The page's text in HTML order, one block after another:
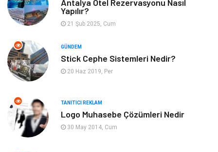
Tatil
Gayrimenkul Moda
Bilgisayar & Yazılım Müzik
Mobilya
Antalya Otel Rezervasyonu Nasıl
Yapılır?
21 Şub 2025, Cum
GÜNDEM
Stick Cephe Sistemleri Nedir?
20 Haz 2019, Per
TANITICI REKLAM
Logo Muhasebe Çözümleri Nedir
30 May 2014, Cum